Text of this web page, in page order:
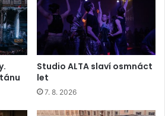
Studio ALTA slaví osmnáct
let
7. 8. 2026